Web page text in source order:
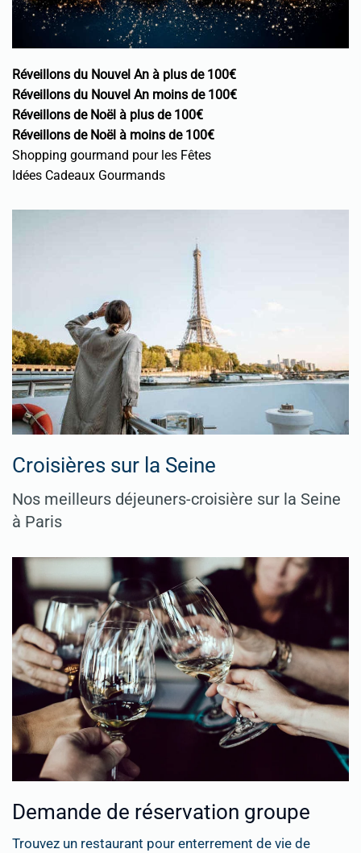
Réveillons du Nouvel An à plus de 100€
Réveillons du Nouvel An moins de 100€
Réveillons de Noël à plus de 100€
Réveillons de Noël à moins de 100€
Shopping gourmand pour les Fêtes
Idées Cadeaux Gourmands
Croisières sur la Seine
Nos meilleurs déjeuners-croisière sur la Seine
à Paris
Demande de réservation groupe
Trouvez un restaurant pour enterrement de vie de